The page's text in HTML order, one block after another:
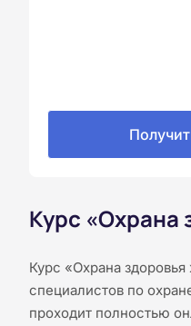
Курс «Охрана
Курс «Охрана
специалистов по
проходит полностью